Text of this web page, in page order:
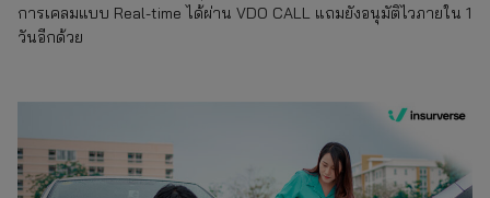
การเคลมแบบ Real-time ได้ผ่าน VDO CALL แถมยังอนุมัติไวภายใน 1
วันอีกด้วย